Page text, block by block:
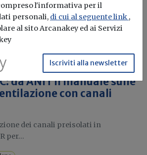
l'introduzione di un nuovo
che...Leggi
da ANIT il manuale sulle
con canali
dei canali preisolati in
per...
l'informativa per il
personali, di cui al seguente link ,
al sito Arcanakey ed ai Servizi
Iscriviti alla newsletter